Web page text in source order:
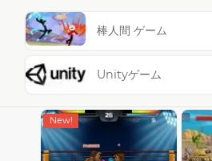
棒人間 ゲーム
Unityゲーム